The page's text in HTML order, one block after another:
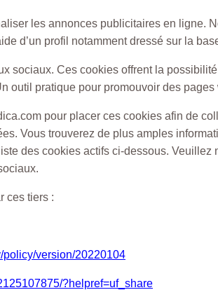
les annonces publicitaires en ligne.
d’un profil notamment dressé sur la
sociaux. Ces cookies offrent la
outil pratique pour promouvoir des
pour placer ces cookies afin de
Vous trouverez de plus amples
des cookies actifs ci-dessous.
ces tiers :
policy/version/20220104
?helpref=uf_share